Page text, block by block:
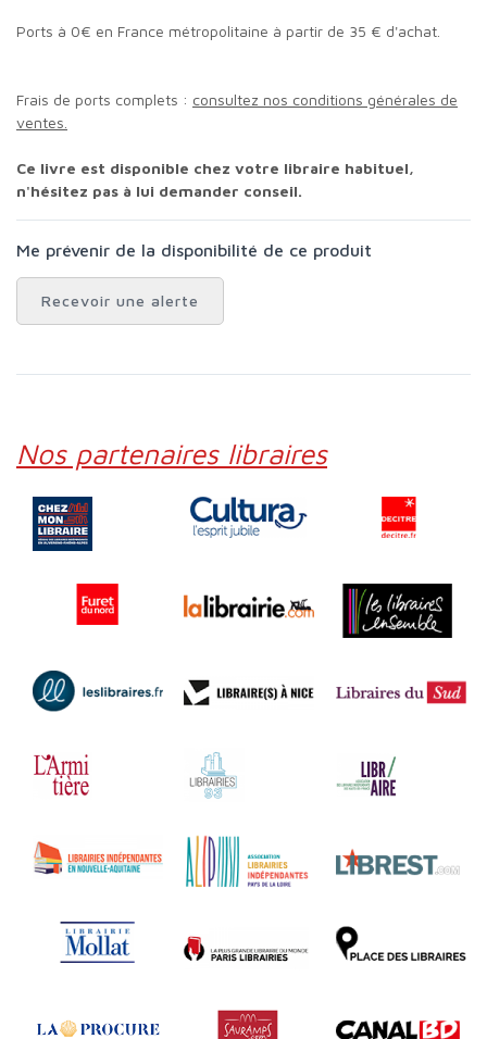
Ports à 0€ en France métropolitaine à partir de 35 € d'achat.
Frais de ports complets : consultez nos conditions générales de
ventes.
Ce livre est disponible chez votre libraire habituel,
n'hésitez pas à lui demander conseil.
Me prévenir de la disponibilité de ce produit
Recevoir une alerte
Nos partenaires libraires